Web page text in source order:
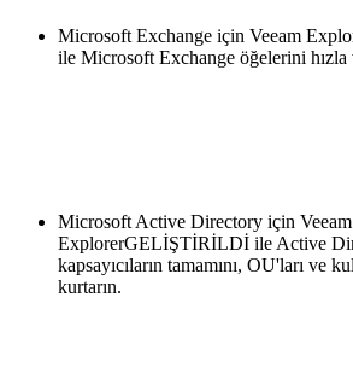
Microsoft Exchange için Veeam
ile Microsoft Exchange öğelerini hızla
Microsoft Active Directory için Veeam
ExplorerGELİŞTİRİLDİ ile Active
kapsayıcıların tamamını, OU'ları ve
kurtarın.